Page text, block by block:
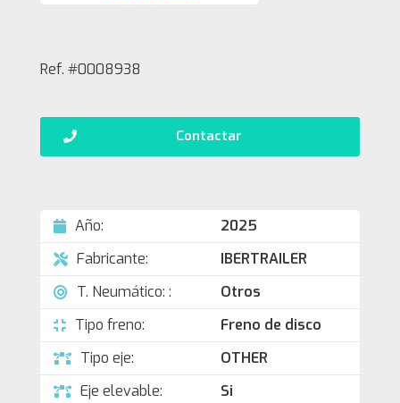
Ref. #0008938
Contactar
Año:
2025
Fabricante:
IBERTRAILER
T. Neumático: :
Otros
Tipo freno:
Freno de disco
Tipo eje:
OTHER
Eje elevable:
Si